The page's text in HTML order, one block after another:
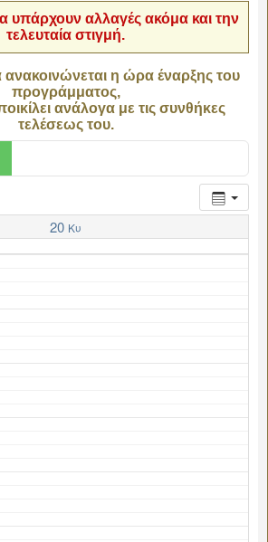
υπάρχουν αλλαγές ακόμα και την
τελευταία στιγμή.
η ώρα έναρξης του
προγράμματος,
ανάλογα με τις συνθήκες
τελέσεως του.
20 Κυ